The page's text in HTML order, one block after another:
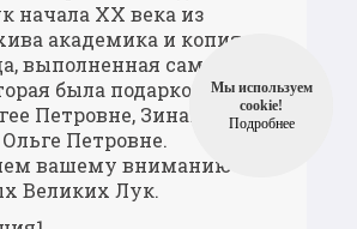
начала ХХ века из
академика и копия
выполненная самим
была подарком
Петровне, Зинаиде
Петровне.
вашему вниманию
Великих Лук.
Мы используем
cookie!
Подробнее